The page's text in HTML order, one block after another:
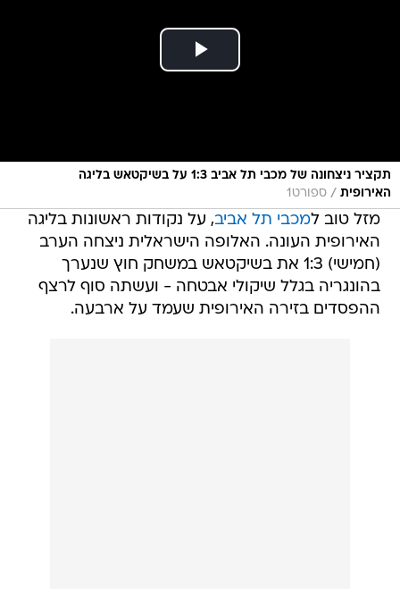
תקציר ניצחונה של מכבי תל אביב 1:3 על בשיקטאש בליגה
האירופית / ספורט1
מזל טוב למכבי תל אביב, על נקודות ראשונות בליגה
האירופית העונה. האלופה הישראלית ניצחה הערב
(חמישי) 1:3 את בשיקטאש במשחק חוץ שנערך
בהונגריה בגלל שיקולי אבטחה - ועשתה סוף לרצף
ההפסדים בזירה האירופית שעמד על ארבעה.